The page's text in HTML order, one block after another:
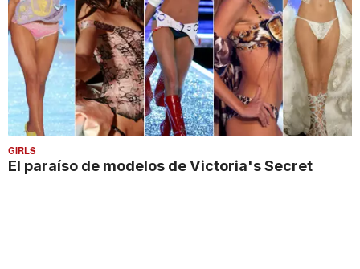
GIRLS
El paraíso de modelos de Victoria's Secret